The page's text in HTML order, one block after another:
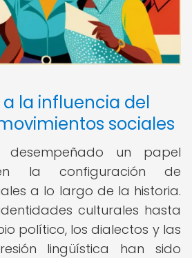
la influencia del
sociales
un papel
la configuración de
a lo largo de la historia.
culturales hasta
político, los dialectos y las
lingüística han sido